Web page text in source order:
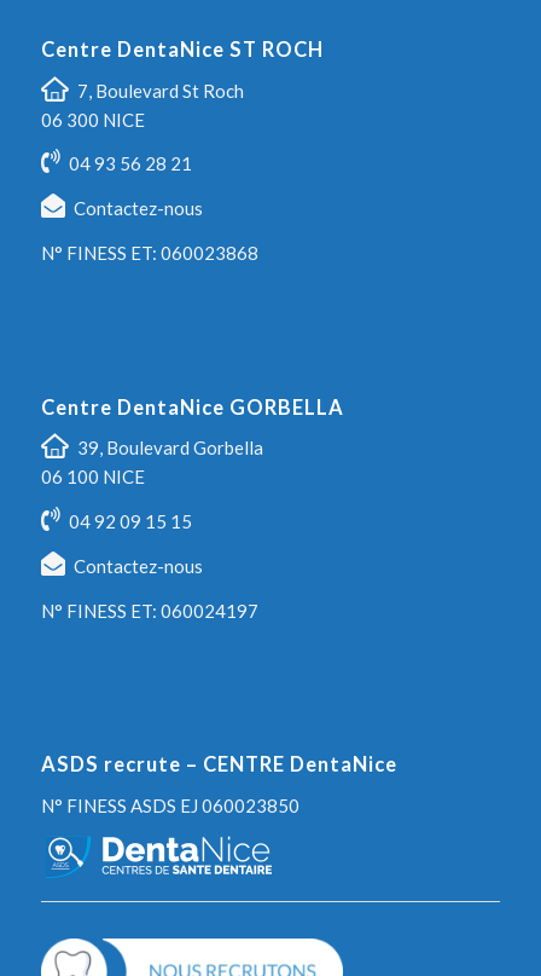
Centre DentaNice ST ROCH
7, Boulevard St Roch
06 300 NICE
04 93 56 28 21
Contactez-nous
N° FINESS ET: 060023868
Centre DentaNice GORBELLA
39, Boulevard Gorbella
06 100 NICE
04 92 09 15 15
Contactez-nous
N° FINESS ET: 060024197
ASDS recrute – CENTRE DentaNice
N° FINESS ASDS EJ 060023850